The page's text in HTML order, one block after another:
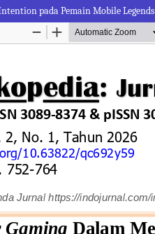
pada Pemain Mobile Legends